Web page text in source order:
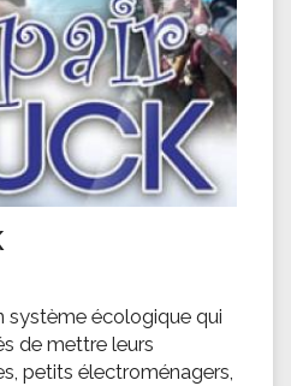
système écologique qui
de mettre leurs
petits électroménagers,